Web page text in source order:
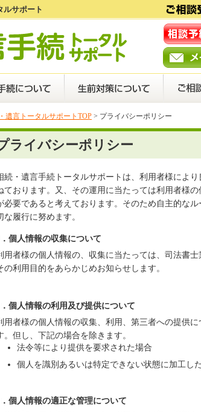
ルサポート
遺言トータルサポートTOP > プライバシーポリシー
ライバシーポリシー
続・遺言手続トータルサポートは、利用者様によ
ております。又、その運用に当たっては利用者様
必要であると考えております。そのため自主的な
な履行に努めます。
個人情報の収集について
用者様の個人情報の、収集に当たっては、司法書
の利用目的をあらかじめお知らせします。
個人情報の利用及び提供について
用者様の個人情報の収集、利用、第三者への提供
。但し、下記の場合を除きます。
法令等により提供を要求された場合
個人を識別あるいは特定できない状態に加工し
個人情報の適正な管理について